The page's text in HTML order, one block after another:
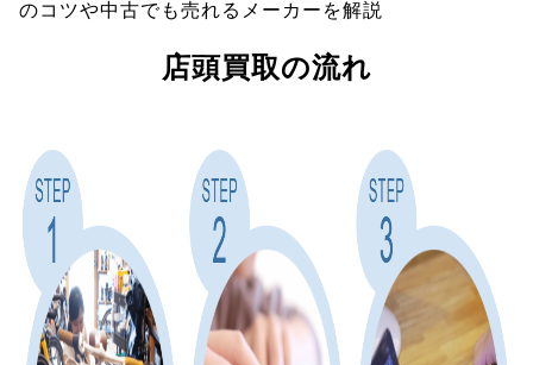
のコツや中古でも売れるメーカーを解説
店頭買取の流れ